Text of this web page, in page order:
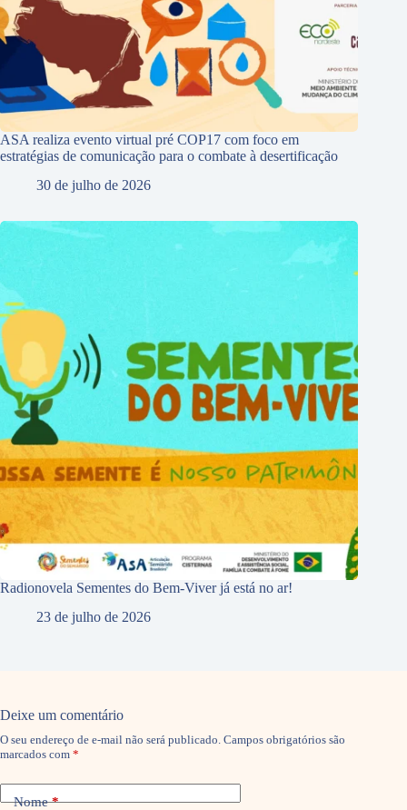
ASA realiza evento virtual pré COP17 com foco em
estratégias de comunicação para o combate à desertificação
30 de julho de 2026
Radionovela Sementes do Bem-Viver já está no ar!
23 de julho de 2026
Deixe um comentário
O seu endereço de e-mail não será publicado. Campos obrigatórios são
marcados com *
Nome*